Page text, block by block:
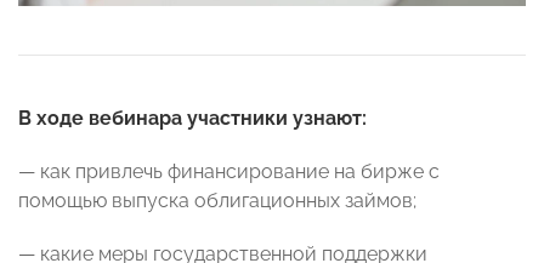
В‌ ‌ходе‌ ‌вебинара‌ участники узнают: ‌ ‌
—‌ ‌как‌ ‌привлечь‌ ‌финансирование‌ ‌на‌ ‌бирже‌ ‌с‌
‌помощью‌ ‌выпуска‌ ‌облигационных‌ займов; ‌ ‌
—‌ ‌какие‌ ‌меры‌ ‌государственной‌ ‌поддержки‌